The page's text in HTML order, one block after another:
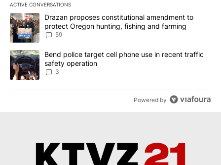
ACTIVE CONVERSATIONS
The following is a list of the most commented articles in the last
A trending article titled "Drazan proposes constitutional
Drazan proposes constitutional amendment to
protect Oregon hunting, fishing and farming
59
A trending article titled "Bend police target cell phone use in
Bend police target cell phone use in recent traffic
safety operation
3
Powered by